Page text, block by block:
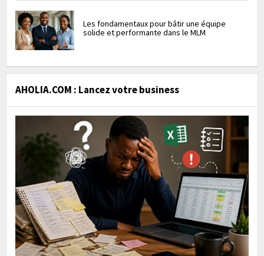
Les fondamentaux pour bâtir une équipe
solide et performante dans le MLM
AHOLIA.COM : Lancez votre business